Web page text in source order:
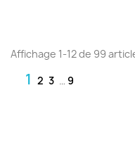
Affichage 1-12 de 99
1 2 3 … 9